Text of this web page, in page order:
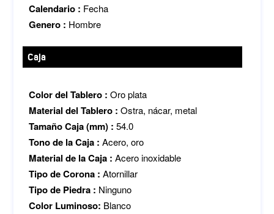
Calendario : Fecha
Genero : Hombre
Caja
Color del Tablero :Oro plata
Material del Tablero :Ostra, nácar, metal
Tamaño Caja (mm) :54.0
Tono de la Caja :Acero, oro
Material de la Caja :Acero inoxidable
Tipo de Corona :Atornillar
Tipo de Piedra : Ninguno
Color Luminoso: Blanco